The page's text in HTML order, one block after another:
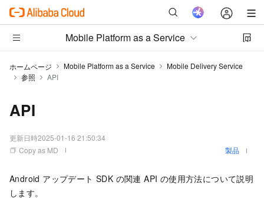
Mobile Platform as a Service
ホームページ Mobile Platform as a Service
Mobile Delivery Service
参照
API
API
更新日時2025-01-16 21:50:34
Copy as MD
製品
Android アップデート SDK の関連 API の使用方法について説明
します。